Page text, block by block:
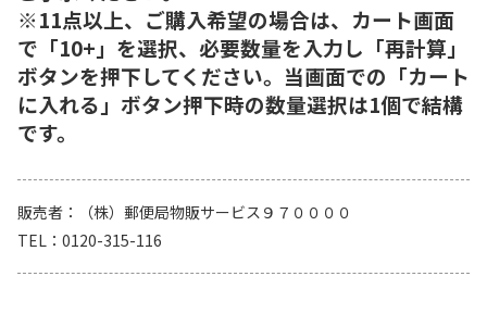
※11点以上、ご購入希望の場合は、カート画面
で「10+」を選択、必要数量を入力し「再計算」
ボタンを押下してください。当画面での「カート
に入れる」ボタン押下時の数量選択は1個で結構
です。
販売者
（株）郵便局物販サービス９７００００
TEL
0120-315-116